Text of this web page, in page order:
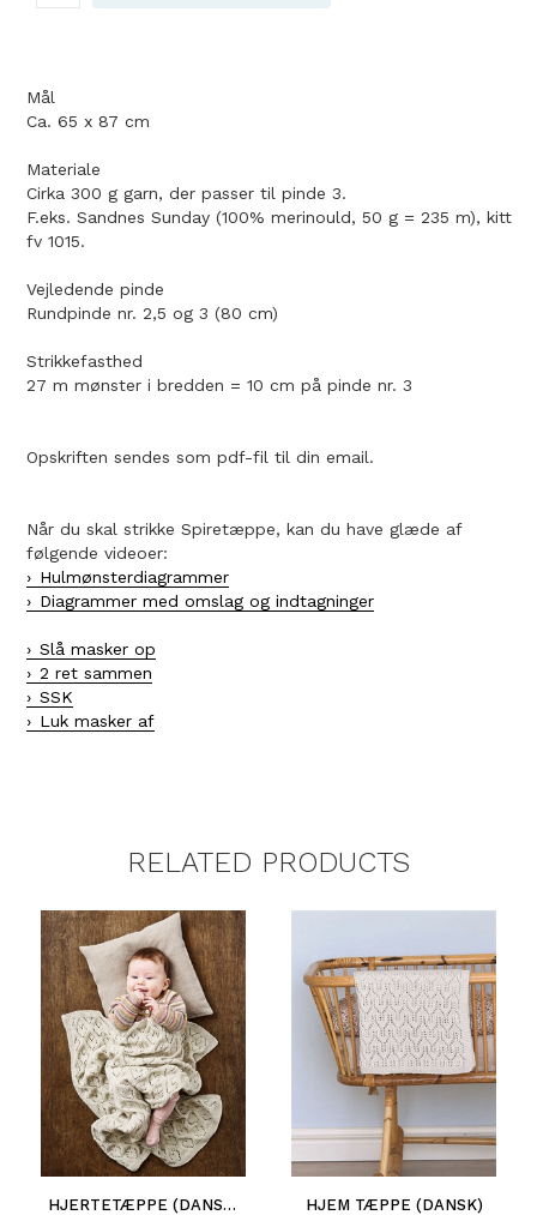
Mål
Ca. 65 x 87 cm
Materiale
Cirka 300 g garn, der passer til pinde 3.
F.eks. Sandnes Sunday (100% merinould, 50 g = 235 m), kitt
fv 1015.
Vejledende pinde
Rundpinde nr. 2,5 og 3 (80 cm)
Strikkefasthed
27 m mønster i bredden = 10 cm på pinde nr. 3
Opskriften sendes som pdf-fil til din email.
Når du skal strikke Spiretæppe, kan du have glæde af
følgende videoer:
Hulmønsterdiagrammer
Diagrammer med omslag og indtagninger
Slå masker op
2 ret sammen
SSK
Luk masker af
RELATED PRODUCTS
HJERTETÆPPE (DANSK)
HJEM TÆPPE (DANSK)